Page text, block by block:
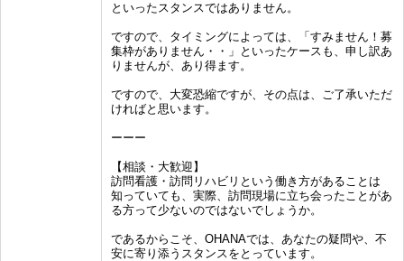
といったスタンスではありません。
ですので、タイミングによっては、「すみません！募
集枠がありません・・」といったケースも、申し訳あ
りませんが、あり得ます。
ですので、大変恐縮ですが、その点は、ご了承いただ
ければと思います。
ーーー
【相談・大歓迎】
訪問看護・訪問リハビリという働き方があることは
知っていても、実際、訪問現場に立​ち会ったことがあ
る方って少ないのではないでしょうか。
であるからこそ、OHANAでは、あなたの疑問や、不
安に寄り添うスタンスをとっています。